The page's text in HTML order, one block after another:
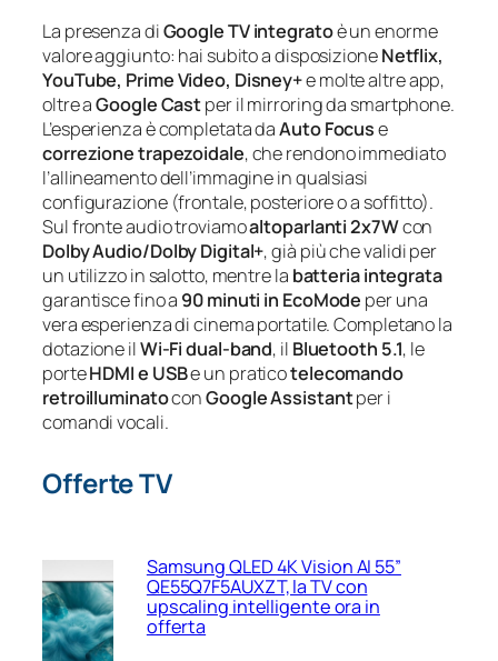
La presenza diGoogle TV integratoè un enorme
valore aggiunto: hai subito a disposizioneNetflix,
YouTube, Prime Video, Disney+e molte altre app,
oltre aGoogle Castper il mirroring da smartphone.
L’esperienza è completata daAuto Focuse
correzione trapezoidale, che rendono immediato
l’allineamento dell’immagine in qualsiasi
configurazione (frontale, posteriore o a soffitto).
Sul fronte audio troviamoaltoparlanti 2x7Wcon
Dolby Audio/Dolby Digital+, già più che validi per
un utilizzo in salotto, mentre la batteria integrata
garantisce fino a 90 minuti in EcoMode per una
vera esperienza di cinema portatile. Completano la
dotazione ilWi‑Fi dual‑band, il Bluetooth 5.1, le
porteHDMI e USBe un praticotelecomando
retroilluminatoconGoogle Assistantper i
comandi vocali.
Offerte TV
Samsung QLED 4K Vision AI 55”
QE55Q7F5AUXZT, la TV con
upscaling intelligente ora in
offerta